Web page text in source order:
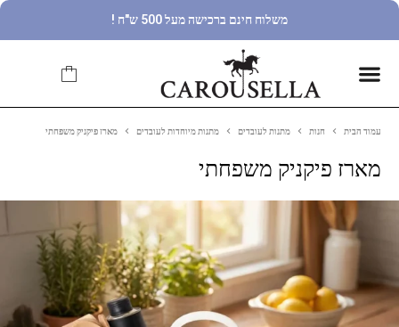
משלוח חינם ברכישה מעל 500 ש"ח !
עמוד הבית חנות מתנות לעובדים מתנות מיוחדות לעובדים מארז פיקניק משפחתי
מארז פיקניק משפחתי